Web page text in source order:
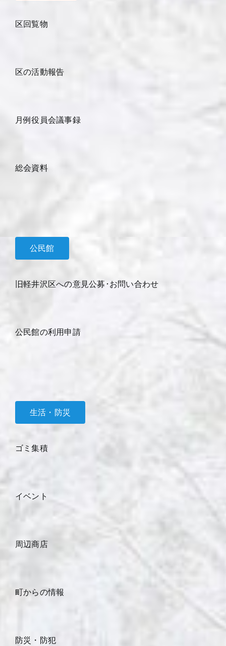
区回覧物
区の活動報告
月例役員会議事録
総会資料
公民館
旧軽井沢区への意見公募･お問い合わせ
公民館の利用申請
生活・防災
ゴミ集積
イベント
周辺商店
町からの情報
防災・防犯